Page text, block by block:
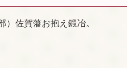
佐賀藩お抱え鍛冶。